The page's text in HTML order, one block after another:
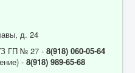
д. 24
ГП № 27 - 8(918) 060-05-64
- 8(918) 989-65-68